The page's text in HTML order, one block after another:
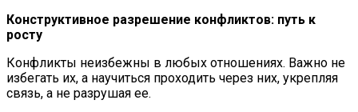
Конструктивное разрешение конфликтов: путь к
росту
Конфликты неизбежны в любых отношениях. Важно не
избегать их, а научиться проходить через них, укрепляя
связь, а не разрушая ее.